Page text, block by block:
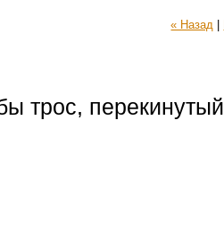
« Назад
трос, перекинутый